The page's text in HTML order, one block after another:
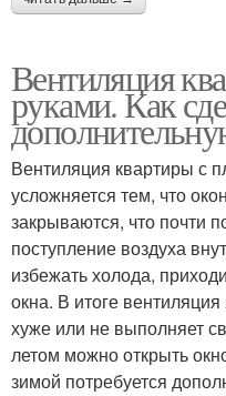
Вентиляция
руками. Как
Вентиляция квартиры с
усложняется тем, что
закрываются, что почти
поступление воздуха
избежать холода,
окна. В итоге
хуже или не выполняет
летом можно открыть
зимой потребуется